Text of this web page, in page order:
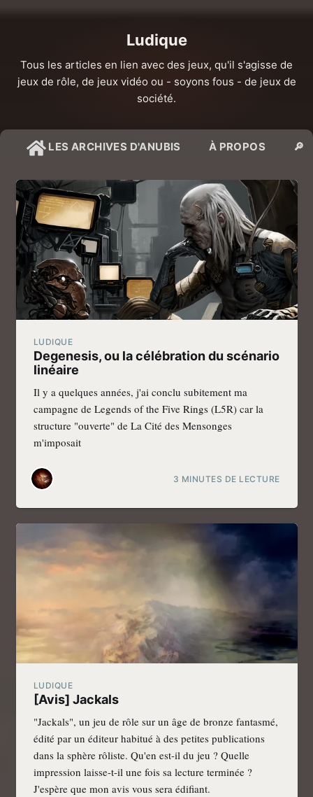
LES ARCHIVES D'ANUBIS À PROPOS 🔎
Ludique
Tous les articles en lien avec des jeux, qu'il s'agisse de
jeux de rôle, de jeux vidéo ou - soyons fous - de jeux de
société.
LUDIQUE
Degenesis, ou la célébration du scénario
linéaire
Il y a quelques années, j'ai conclu subitement ma
campagne de Legends of the Five Rings (L5R) car la
structure "ouverte" de La Cité des Mensonges
m'imposait
3 MINUTES DE LECTURE
LUDIQUE
[Avis] Jackals
"Jackals", un jeu de rôle sur un âge de bronze fantasmé,
édité par un éditeur habitué à des petites publications
dans la sphère rôliste. Qu'en est-il du jeu ? Quelle
impression laisse-t-il une fois sa lecture terminée ?
J'espère que mon avis vous sera édifiant.